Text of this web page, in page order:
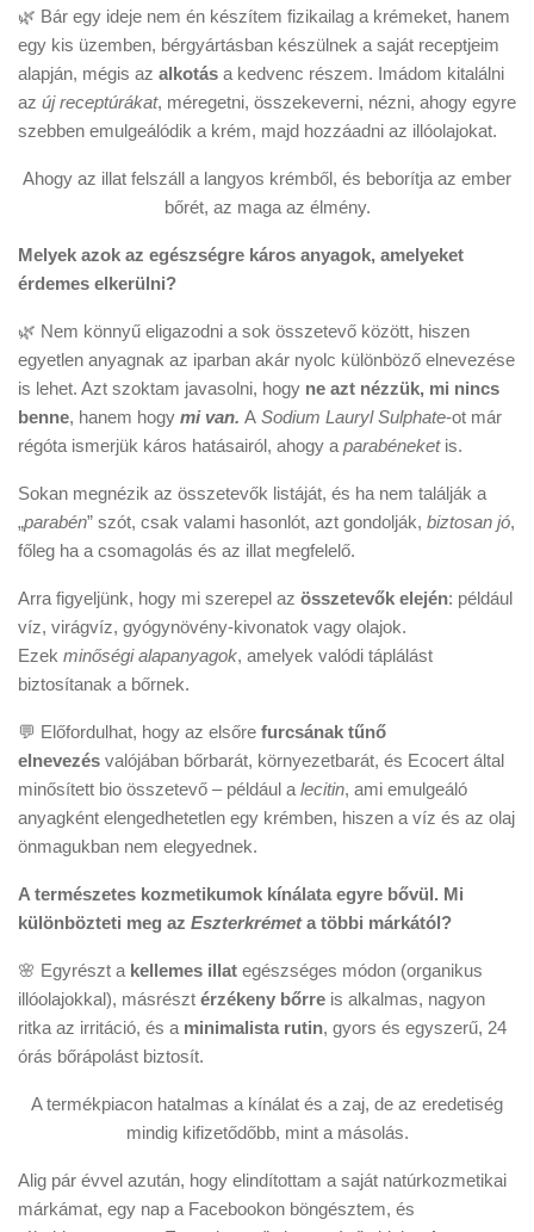
🌿 Bár egy ideje nem én készítem fizikailag a krémeket, hanem
egy kis üzemben, bérgyártásban készülnek a saját receptjeim
alapján, mégis az alkotás a kedvenc részem. Imádom kitalálni
az új receptúrákat, méregetni, összekeverni, nézni, ahogy egyre
szebben emulgeálódik a krém, majd hozzáadni az illóolajokat.
Ahogy az illat felszáll a langyos krémből, és beborítja az ember
bőrét, az maga az élmény.
Melyek azok az egészségre káros anyagok, amelyeket
érdemes elkerülni?
🌿 Nem könnyű eligazodni a sok összetevő között, hiszen
egyetlen anyagnak az iparban akár nyolc különböző elnevezése
is lehet. Azt szoktam javasolni, hogy ne azt nézzük, mi nincs
benne, hanem hogy mi van. A Sodium Lauryl Sulphate-ot már
régóta ismerjük káros hatásairól, ahogy a parabéneket is.
Sokan megnézik az összetevők listáját, és ha nem találják a
„parabén” szót, csak valami hasonlót, azt gondolják, biztosan jó,
főleg ha a csomagolás és az illat megfelelő.
Arra figyeljünk, hogy mi szerepel az összetevők elején: például
víz, virágvíz, gyógynövény-kivonatok vagy olajok.
Ezek minőségi alapanyagok, amelyek valódi táplálást
biztosítanak a bőrnek.
💬 Előfordulhat, hogy az elsőre furcsának tűnő
elnevezés valójában bőrbarát, környezetbarát, és Ecocert által
minősített bio összetevő – például a lecitin, ami emulgeáló
anyagként elengedhetetlen egy krémben, hiszen a víz és az olaj
önmagukban nem elegyednek.
A természetes kozmetikumok kínálata egyre bővül. Mi
különbözteti meg az Eszterkrémeta többi márkától?
🌸 Egyrészt a kellemes illat egészséges módon (organikus
illóolajokkal), másrészt érzékeny bőrre is alkalmas, nagyon
ritka az irritáció, és a minimalista rutin, gyors és egyszerű, 24
órás bőrápolást biztosít.
A termékpiacon hatalmas a kínálat és a zaj, de az eredetiség
mindig kifizetődőbb, mint a másolás.
Alig pár évvel azután, hogy elindítottam a saját natúrkozmetikai
márkámat, egy nap a Facebookon böngésztem, és